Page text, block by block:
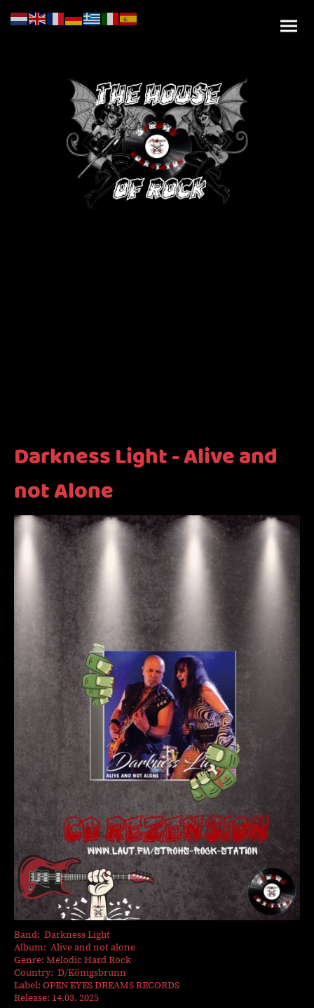
Darkness Light - Alive and
not Alone
Band: Darkness Light
Album: Alive and not alone
Genre: Melodic Hard Rock
Country: D/Königsbrunn
Label: OPEN EYES DREAMS RECORDS
Release: 14.03. 2025